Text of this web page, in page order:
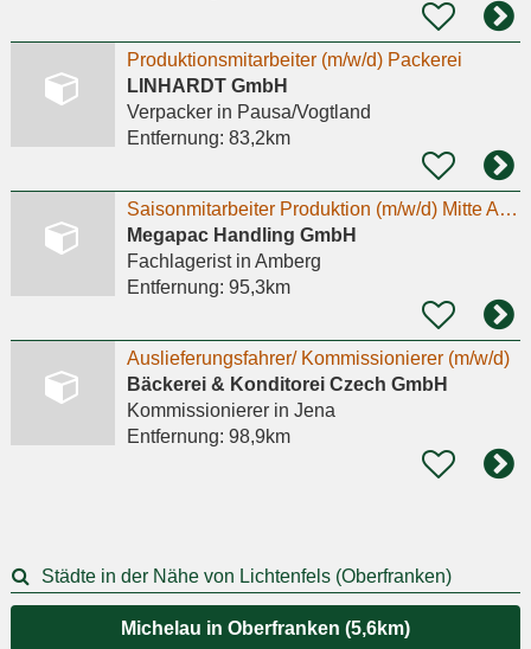
Produktionsmitarbeiter (m/w/d) Packerei
LINHARDT GmbH
Verpackerin Pausa/Vogtland
Entfernung: 83,2km
Saisonmitarbeiter Produktion (m/w/d) Mitte August bis Mitte Oktober
Megapac Handling GmbH
Fachlageristin Amberg
Entfernung: 95,3km
Auslieferungsfahrer/ Kommissionierer (m/w/d)
Bäckerei & Konditorei Czech GmbH
Kommissioniererin Jena
Entfernung: 98,9km
Städte in der Nähe von Lichtenfels (Oberfranken)
Michelau in Oberfranken (5,6km)